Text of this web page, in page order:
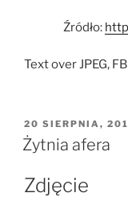
Źródło:
Text over JPEG,
OPUBLIKOWANE
W
20 SIERPNIA,
Żytnia afera
Zdjęcie